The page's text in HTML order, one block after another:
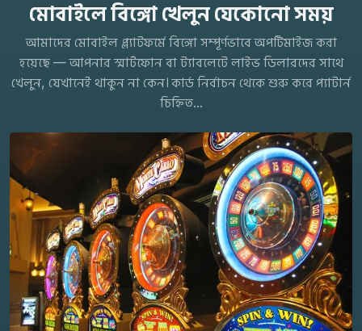
মোবাইলে বিঙ্গো খেলুন যেকোনো সময়
আমাদের মোবাইল প্ল্যাটফর্মে বিঙ্গো সম্পূর্ণভাবে অপটিমাইজ করা
হয়েছে — আপনার স্মার্টফোন বা ট্যাবলেটে লাইভ ডিলারদের সাথে
খেলুন, যেখানেই থাকুন না কেন। কার্ড নির্বাচন থেকে শুরু করে প্যাটার্ন
চিহ্নিত...